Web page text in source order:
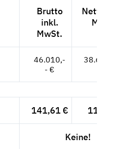
Brutto
inkl.
MwSt.
Netto
MwSt.
46.010,-
- €
141,61 € 119,--
Keine!